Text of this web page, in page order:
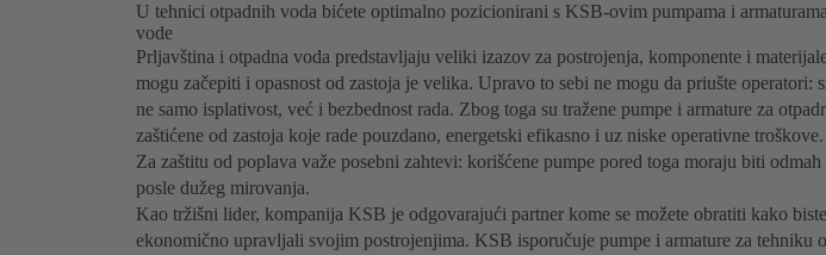
U tehnici otpadnih voda bićete optimalno pozicionirani s KSB-ovim pumpama i
vode
Prljavština i otpadna voda predstavljaju veliki izazov za postrojenja, komponente i
mogu začepiti i opasnost od zastoja je velika. Upravo to sebi ne mogu da priušte operatori:
ne samo isplativost, već i bezbednost rada. Zbog toga su tražene pumpe i armature za
zaštićene od zastoja koje rade pouzdano, energetski efikasno i uz niske operativne troškove.
Za zaštitu od poplava važe posebni zahtevi: korišćene pumpe pored toga moraju biti odmah
posle dužeg mirovanja.
Kao tržišni lider, kompanija KSB je odgovarajući partner kome se možete obratiti kako
ekonomično upravljali svojim postrojenjima. KSB isporučuje pumpe i armature za tehniku